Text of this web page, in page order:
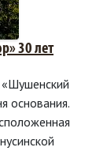
30 лет
основания.